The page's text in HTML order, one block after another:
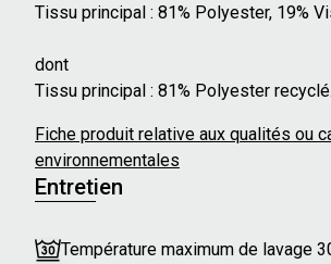
- Maille
Notre mannequin mesure 170 cm et
Tissu principal : 81% Polyester, 19%
dont
Tissu principal : 81% Polyester recyclé.
Fiche produit relative aux qualités ou
environnementales
Entretien
Température maximum de lavage